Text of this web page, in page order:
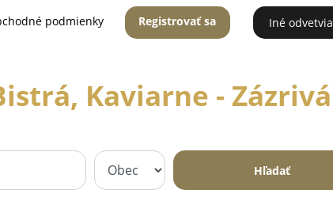
podmienky Registrovať sa Iné odvetvia
Kaviarne - Zázrivá
Hľadať